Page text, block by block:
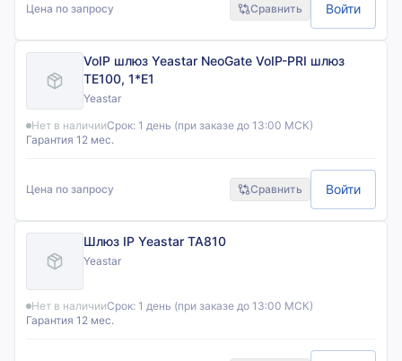
Цена по запросу Сравнить Войти
VoIP шлюз Yeastar NeoGate VoIP-PRI шлюз
TE100, 1*E1
Yeastar
Нет в наличииСрок: 1 день (при заказе до 13:00 МСК)
Гарантия 12 мес.
Цена по запросу Сравнить Войти
Шлюз IP Yeastar TA810
Yeastar
Нет в наличииСрок: 1 день (при заказе до 13:00 МСК)
Гарантия 12 мес.